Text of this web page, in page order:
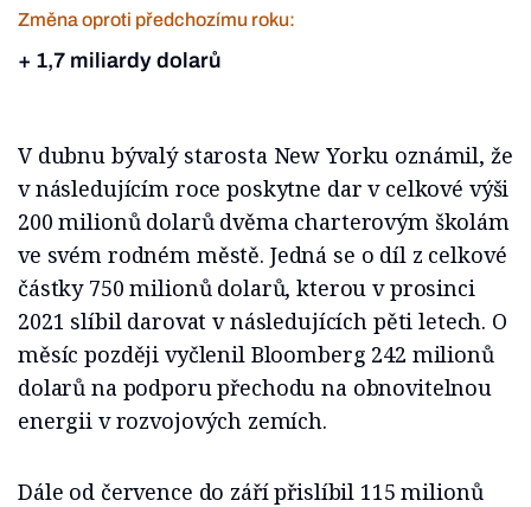
Změna oproti předchozímu roku:
+ 1,7 miliardy dolarů
V dubnu bývalý starosta New Yorku oznámil, že
v následujícím roce poskytne dar v celkové výši
200 milionů dolarů dvěma charterovým školám
ve svém rodném městě. Jedná se o díl z celkové
částky 750 milionů dolarů, kterou v prosinci
2021 slíbil darovat v následujících pěti letech. O
měsíc později vyčlenil Bloomberg 242 milionů
dolarů na podporu přechodu na obnovitelnou
energii v rozvojových zemích.
Dále od července do září přislíbil 115 milionů